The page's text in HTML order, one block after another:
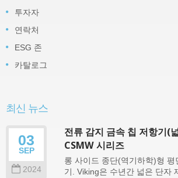
투자자
연락처
ESG 존
카탈로그
최신 뉴스
03
SEP
2024
전류 감지 금속 칩 저항기(
CSMW 시리즈
롱 사이드 종단(역기하학)형 평
기. Viking은 수년간 넓은 단자